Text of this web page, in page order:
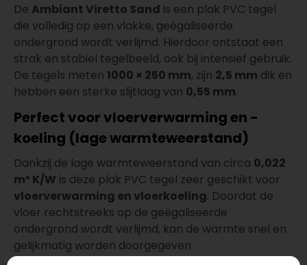
De Ambiant Viretto Sand is een plak PVC tegel
die volledig op een vlakke, geëgaliseerde
ondergrond wordt verlijmd. Hierdoor ontstaat een
strak en stabiel tegelbeeld, ook bij intensief gebruik.
De tegels meten 1000 × 250 mm, zijn 2,5 mm dik en
hebben een sterke slijtlaag van 0,55 mm.
Perfect voor vloerverwarming en -
koeling (lage warmteweerstand)
Dankzij de lage warmteweerstand van circa 0,022
m² K/W is deze plak PVC tegel zeer geschikt voor
vloerverwarming en vloerkoeling. Doordat de
vloer rechtstreeks op de geëgaliseerde
ondergrond wordt verlijmd, kan de warmte snel en
gelijkmatig worden doorgegeven.